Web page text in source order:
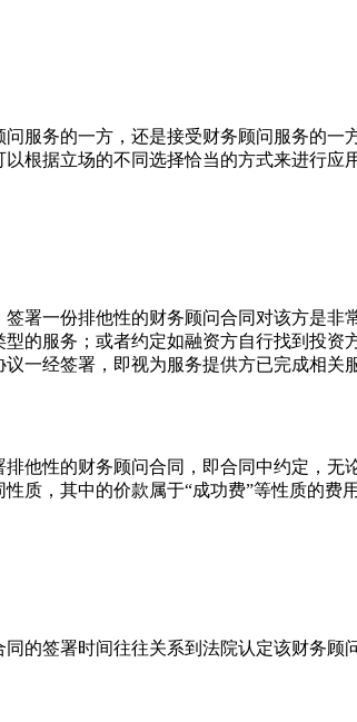
服务的一方，还是接受财务顾问服务的
根据立场的不同选择恰当的方式来进行应用
署一份排他性的财务顾问合同对该方是
的服务；或者约定如融资方自行找到投
一经签署，即视为服务提供方已完成相
他性的财务顾问合同，即合同中约定，
质，其中的价款属于“成功费”等性质的
的签署时间往往关系到法院认定该财务